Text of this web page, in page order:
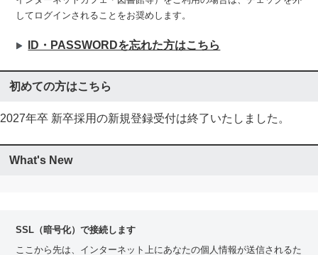
してログインされることをお奨めします。
ID・PASSWORDを忘れた方はこちら
初めての方はこちら
2027年卒 新卒採用の新規登録受付は終了いたしました。
What's New
SSL（暗号化）で接続します
ここから先は、インターネット上にあなたの個人情報が送信されるた